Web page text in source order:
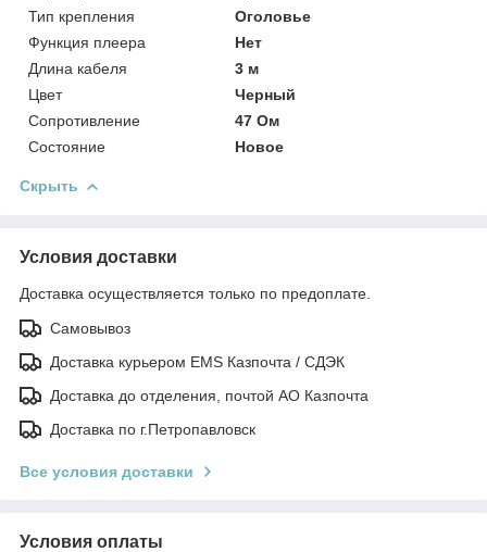
Тип крепления
Оголовье
Функция плеера
Нет
Длина кабеля
3 м
Цвет
Черный
Сопротивление
47 Ом
Состояние
Новое
Скрыть
Условия доставки
Доставка осуществляется только по предоплате.
Самовывоз
Доставка курьером EMS Казпочта / СДЭК
Доставка до отделения, почтой АО Казпочта
Доставка по г.Петропавловск
Все условия доставки
Условия оплаты